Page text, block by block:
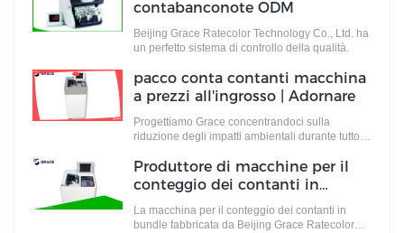
standard industriali, ma soddisfano anche le
contabanconote ODM
Beijing Grace Ratecolor Technology Co., Ltd. ha
un perfetto sistema di controllo della qualità.
pacco conta contanti macchina
a prezzi all'ingrosso | Adornare
Progettiamo Grace concentrandoci sulla
riduzione degli impatti ambientali durante tutto il
Produttore di macchine per il
conteggio dei contanti in
bundle personalizzato
Produttore | Adornare
La macchina per il conteggio dei contanti in
bundle fabbricata da Beijing Grace Ratecolor